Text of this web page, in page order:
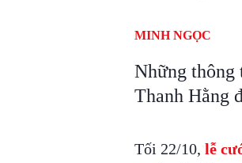
MINH NGỌC
Những thông
Thanh Hằng
Tối 22/10, lễ